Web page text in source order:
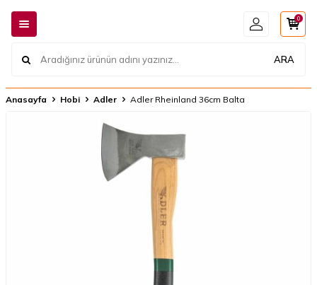
ARA
0
Anasayfa Hobi Adler Adler Rheinland 36cm Balta